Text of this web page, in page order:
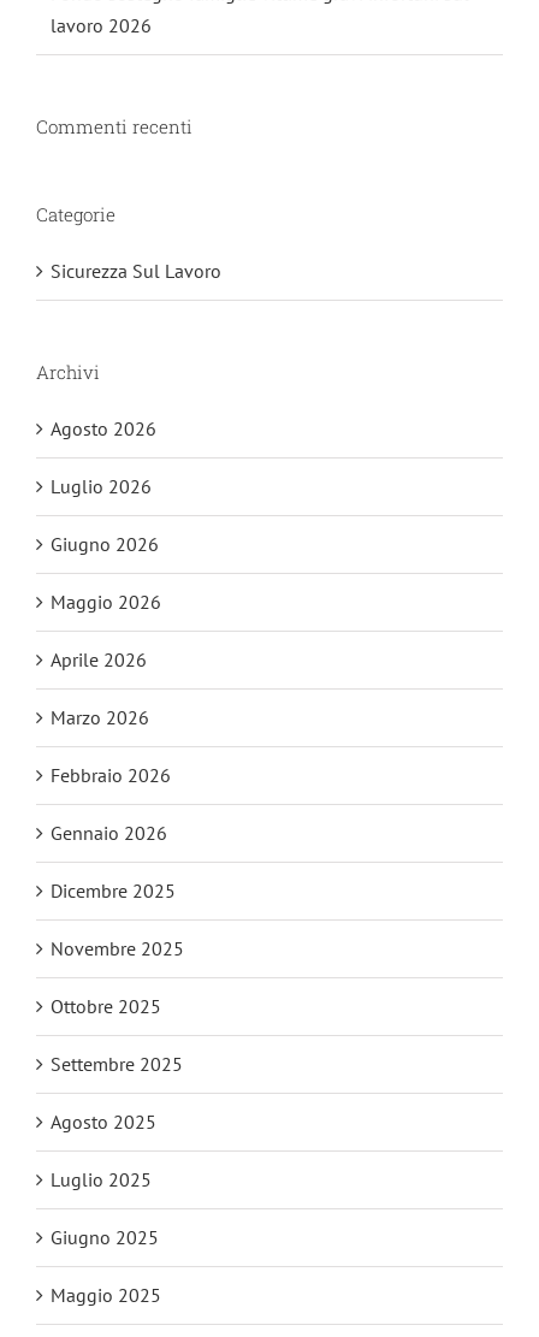
lavoro 2026
Commenti recenti
Categorie
Sicurezza Sul Lavoro
Archivi
Agosto 2026
Luglio 2026
Giugno 2026
Maggio 2026
Aprile 2026
Marzo 2026
Febbraio 2026
Gennaio 2026
Dicembre 2025
Novembre 2025
Ottobre 2025
Settembre 2025
Agosto 2025
Luglio 2025
Giugno 2025
Maggio 2025